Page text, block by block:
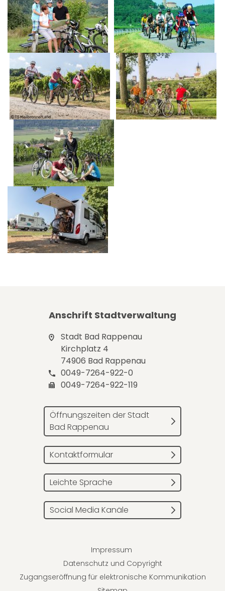
Anschrift Stadtverwaltung
Stadt Bad Rappenau
Kirchplatz 4
74906 Bad Rappenau
0049-7264-922-0
0049-7264-922-119
Öffnungszeiten der Stadt
Bad Rappenau
Kontaktformular
Leichte Sprache
Social Media Kanäle
Impressum
Datenschutz und Copyright
Zugangseröffnung für elektronische Kommunikation